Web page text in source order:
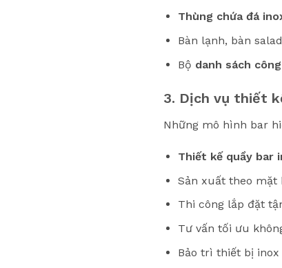
Thùng chứa đá
Bàn lạnh, bàn
Bộ danh sách
3. Dịch vụ thiết
Những mô hình bar
Thiết kế quầy bar
Sản xuất theo mặt
Thi công lắp đặt
Tư vấn tối ưu
Bảo trì thiết bị